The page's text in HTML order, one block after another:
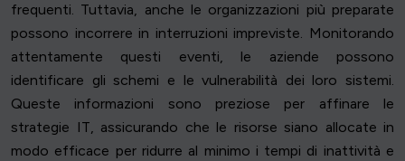
frequenti. Tuttavia, anche le organizzazioni più preparate
possono incorrere in interruzioni impreviste. Monitorando
attentamente questi eventi, le aziende possono
identificare gli schemi e le vulnerabilità dei loro sistemi.
Queste informazioni sono preziose per affinare le
strategie IT, assicurando che le risorse siano allocate in
modo efficace per ridurre al minimo i tempi di inattività e